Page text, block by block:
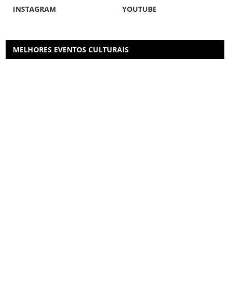
INSTAGRAM
YOUTUBE
MELHORES EVENTOS CULTURAIS